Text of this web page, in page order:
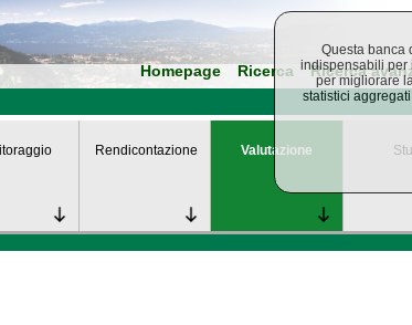
Homepage Ricerca Ricerca
Rendicontazione Valutazione
Questa banca
indispensabili per
per migliorare
statistici